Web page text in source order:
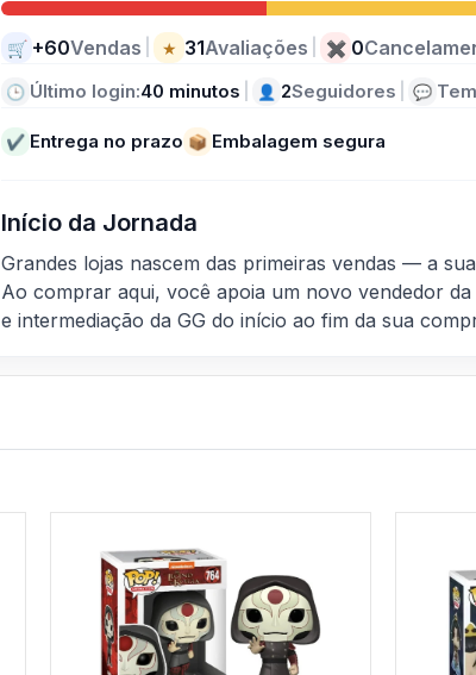
🛒 +60Vendas ★ 31Avaliações ✖ 0
🕒 Último login:40 minutos 👤 2Seguidores 💬
✔ Entrega no prazo 📦 Embalagem segura
Início da Jornada
Grandes lojas nascem das primeiras vendas — a
Ao comprar aqui, você apoia um novo vendedor
e intermediação da GG do início ao fim da sua